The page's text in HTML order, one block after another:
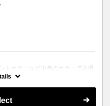
トカラーなど単色のカラーで表現
らのメニューをお選びください。
よっては１度のブリーチでは表
います。